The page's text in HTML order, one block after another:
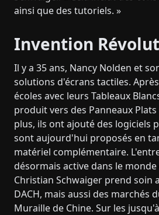
ainsi que des tutoriels. »
Invention
Il y a 35 ans, Nancy Nolden et
solutions d'écrans tactiles.
écoles avec leurs Tableaux
produit vers des Panneaux
plus, ils ont ajouté des logiciels
sont aujourd'hui proposés en
matériel complémentaire.
désormais active dans le
Christian Schwaiger prend
DACH, mais aussi des marchés
Muraille de Chine. Sur les